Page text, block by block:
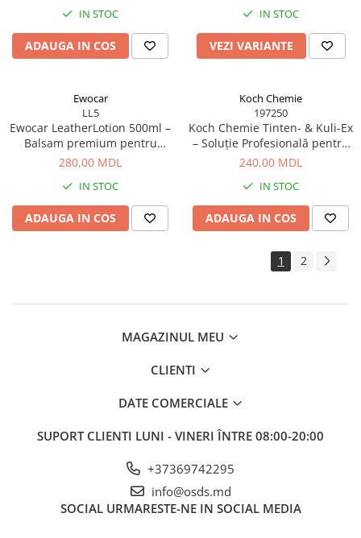
IN STOC
ADAUGA IN COS
IN STOC
VEZI VARIANTE
Ewocar
LL5
Ewocar LeatherLotion 500ml –
Balsam premium pentru
întreținerea pielii auto
280,00 MDL
IN STOC
ADAUGA IN COS
Koch Chemie
197250
Koch Chemie Tinten- & Kuli-Ex
– Soluție Profesională pentru
Îndepărtarea Petelor de
240,00 MDL
IN STOC
ADAUGA IN COS
1 2
MAGAZINUL MEU
CLIENTI
DATE COMERCIALE
SUPORT CLIENTI LUNI - VINERI ÎNTRE 08:00-20:00
+37369742295
info@osds.md
SOCIAL URMARESTE-NE IN SOCIAL MEDIA